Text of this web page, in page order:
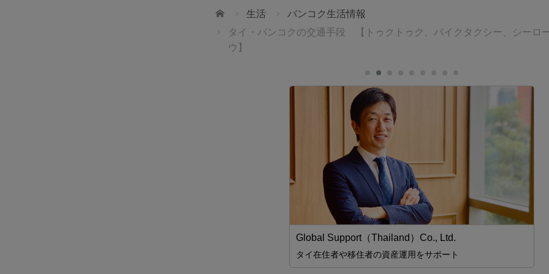
ホーム 生活
バンコク生活情報
タイ・バンコクの交通手段 【トゥクトゥク、バイクタクシー、シーロ
ウ】
Global Support（Thailand）Co., Ltd.
タイ在住者や移住者の資産運用をサポート